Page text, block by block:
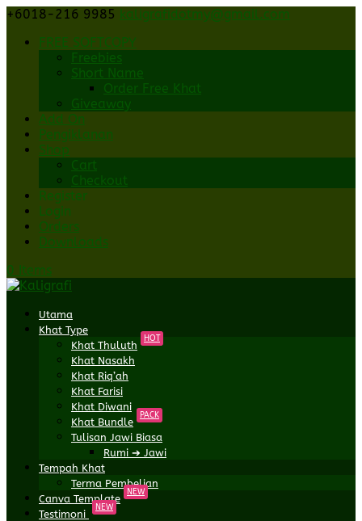
+6018-216 9985 kaligrafidotmy@gmail.com
FREE SOFTCOPY
Freebies
Short Name
Order Free Khat
Giveaway
Add On
Pengiklanan
Shop
Cart
Checkout
Register
Login
Orders
Downloads
0 Items
Utama
Khat Type
Khat Thuluth
HOT
Khat Nasakh
Khat Riq’ah
Khat Farisi
Khat Diwani
Khat Bundle
PACK
Tulisan Jawi Biasa
Rumi ➔ Jawi
Tempah Khat
Terma Pembelian
Canva Template
NEW
Testimoni
NEW